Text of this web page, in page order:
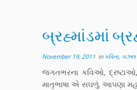
બ્રહ્માંડમાં
November 19, 2011 inકવિતા, ગઝલ
જગતભરના કવિઓ,
માતૃભાષા એ સઘળું. આપણા